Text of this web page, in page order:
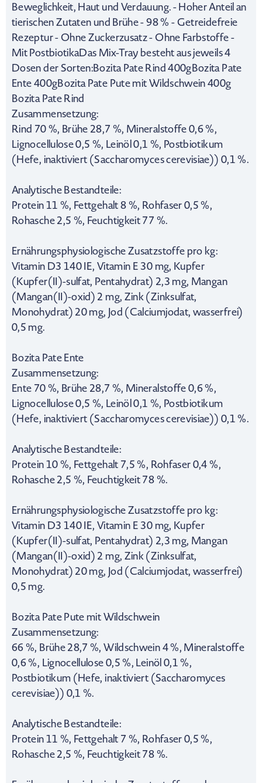
Beweglichkeit, Haut und Verdauung. - Hoher Anteil an
tierischen Zutaten und Brühe - 98 % - Getreidefreie
Rezeptur - Ohne Zuckerzusatz - Ohne Farbstoffe -
Mit PostbiotikaDas Mix-Tray besteht aus jeweils 4
Dosen der Sorten:Bozita Pate Rind 400gBozita Pate
Ente 400gBozita Pate Pute mit Wildschwein 400g
Bozita Pate Rind
Zusammensetzung:
Rind 70 %, Brühe 28,7 %, Mineralstoffe 0,6 %,
Lignocellulose 0,5 %, Leinöl 0,1 %, Postbiotikum
(Hefe, inaktiviert (Saccharomyces cerevisiae)) 0,1 %.
Analytische Bestandteile:
Protein 11 %, Fettgehalt 8 %, Rohfaser 0,5 %,
Rohasche 2,5 %, Feuchtigkeit 77 %.
Ernährungsphysiologische Zusatzstoffe pro kg:
Vitamin D3 140 IE, Vitamin E 30 mg, Kupfer
(Kupfer(II)-sulfat, Pentahydrat) 2,3 mg, Mangan
(Mangan(II)-oxid) 2 mg, Zink (Zinksulfat,
Monohydrat) 20 mg, Jod (Calciumjodat, wasserfrei)
0,5 mg.
Bozita Pate Ente
Zusammensetzung:
Ente 70 %, Brühe 28,7 %, Mineralstoffe 0,6 %,
Lignocellulose 0,5 %, Leinöl 0,1 %, Postbiotikum
(Hefe, inaktiviert (Saccharomyces cerevisiae)) 0,1 %.
Analytische Bestandteile:
Protein 10 %, Fettgehalt 7,5 %, Rohfaser 0,4 %,
Rohasche 2,5 %, Feuchtigkeit 78 %.
Ernährungsphysiologische Zusatzstoffe pro kg:
Vitamin D3 140 IE, Vitamin E 30 mg, Kupfer
(Kupfer(II)-sulfat, Pentahydrat) 2,3 mg, Mangan
(Mangan(II)-oxid) 2 mg, Zink (Zinksulfat,
Monohydrat) 20 mg, Jod (Calciumjodat, wasserfrei)
0,5 mg.
Bozita Pate Pute mit Wildschwein
Zusammensetzung:
66 %, Brühe 28,7 %, Wildschwein 4 %, Mineralstoffe
0,6 %, Lignocellulose 0,5 %, Leinöl 0,1 %,
Postbiotikum (Hefe, inaktiviert (Saccharomyces
cerevisiae)) 0,1 %.
Analytische Bestandteile:
Protein 11 %, Fettgehalt 7 %, Rohfaser 0,5 %,
Rohasche 2,5 %, Feuchtigkeit 78 %.